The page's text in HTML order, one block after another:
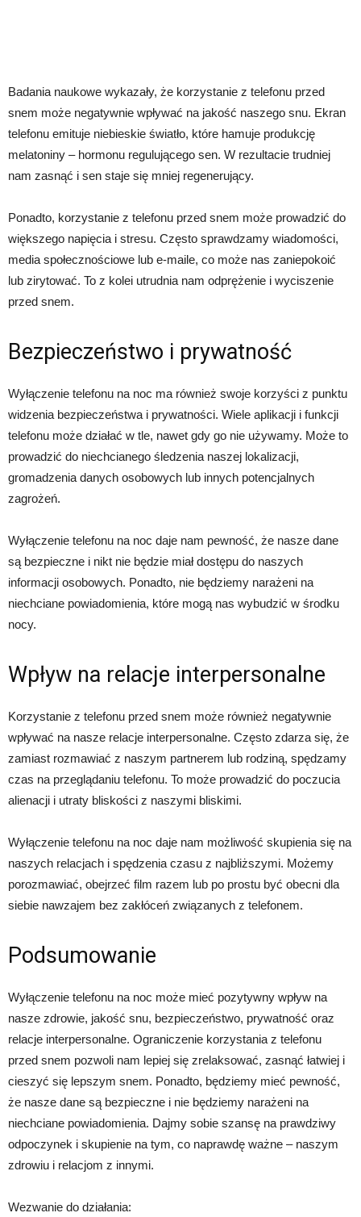
Badania naukowe wykazały, że korzystanie z telefonu przed
snem może negatywnie wpływać na jakość naszego snu. Ekran
telefonu emituje niebieskie światło, które hamuje produkcję
melatoniny – hormonu regulującego sen. W rezultacie trudniej
nam zasnąć i sen staje się mniej regenerujący.
Ponadto, korzystanie z telefonu przed snem może prowadzić do
większego napięcia i stresu. Często sprawdzamy wiadomości,
media społecznościowe lub e-maile, co może nas zaniepokoić
lub zirytować. To z kolei utrudnia nam odprężenie i wyciszenie
przed snem.
Bezpieczeństwo i prywatność
Wyłączenie telefonu na noc ma również swoje korzyści z punktu
widzenia bezpieczeństwa i prywatności. Wiele aplikacji i funkcji
telefonu może działać w tle, nawet gdy go nie używamy. Może to
prowadzić do niechcianego śledzenia naszej lokalizacji,
gromadzenia danych osobowych lub innych potencjalnych
zagrożeń.
Wyłączenie telefonu na noc daje nam pewność, że nasze dane
są bezpieczne i nikt nie będzie miał dostępu do naszych
informacji osobowych. Ponadto, nie będziemy narażeni na
niechciane powiadomienia, które mogą nas wybudzić w środku
nocy.
Wpływ na relacje interpersonalne
Korzystanie z telefonu przed snem może również negatywnie
wpływać na nasze relacje interpersonalne. Często zdarza się, że
zamiast rozmawiać z naszym partnerem lub rodziną, spędzamy
czas na przeglądaniu telefonu. To może prowadzić do poczucia
alienacji i utraty bliskości z naszymi bliskimi.
Wyłączenie telefonu na noc daje nam możliwość skupienia się na
naszych relacjach i spędzenia czasu z najbliższymi. Możemy
porozmawiać, obejrzeć film razem lub po prostu być obecni dla
siebie nawzajem bez zakłóceń związanych z telefonem.
Podsumowanie
Wyłączenie telefonu na noc może mieć pozytywny wpływ na
nasze zdrowie, jakość snu, bezpieczeństwo, prywatność oraz
relacje interpersonalne. Ograniczenie korzystania z telefonu
przed snem pozwoli nam lepiej się zrelaksować, zasnąć łatwiej i
cieszyć się lepszym snem. Ponadto, będziemy mieć pewność,
że nasze dane są bezpieczne i nie będziemy narażeni na
niechciane powiadomienia. Dajmy sobie szansę na prawdziwy
odpoczynek i skupienie na tym, co naprawdę ważne – naszym
zdrowiu i relacjom z innymi.
Wezwanie do działania: